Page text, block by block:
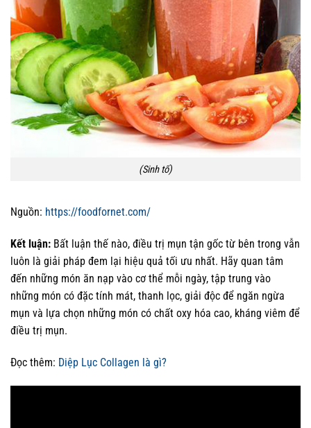
(Sinh tố)
Nguồn: https://foodfornet.com/
Kết luận: Bất luận thế nào, điều trị mụn tận gốc từ bên trong vẫn
luôn là giải pháp đem lại hiệu quả tối ưu nhất. Hãy quan tâm
đến những món ăn nạp vào cơ thể mỗi ngày, tập trung vào
những món có đặc tính mát, thanh lọc, giải độc để ngăn ngừa
mụn và lựa chọn những món có chất oxy hóa cao, kháng viêm để
điều trị mụn.
Đọc thêm: Diệp Lục Collagen là gì?